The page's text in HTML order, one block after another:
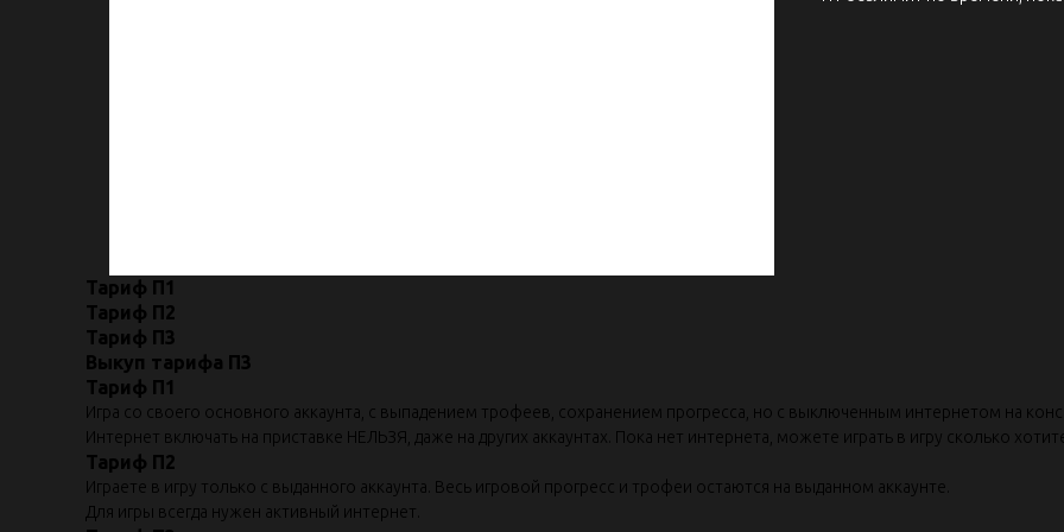
Тариф П1
Тариф П2
Тариф П3
Выкуп тарифа П3
Тариф П1
Игра со своего основного аккаунта, с выпадением трофеев, сохранением прогресса, но с выключенным интернетом на
Интернет включать на приставке НЕЛЬЗЯ, даже на других аккаунтах. Пока нет интернета, можете играть в игру сколько
Тариф П2
Играете в игру только с выданного аккаунта. Весь игровой прогресс и трофеи остаются на выданном аккаунте.
Для игры всегда нужен активный интернет.